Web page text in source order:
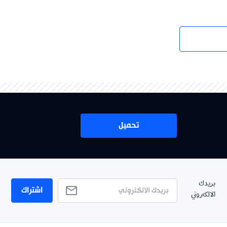
تحميل
بريدك
الالكتروني
اشتراك